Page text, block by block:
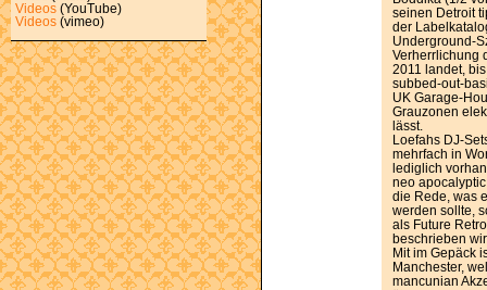
Videos (YouTube)
Videos (vimeo)
seinen Detroit
der
Underground-
Verherrlichung
2011 landet,
subbed-out-
UK Garage-
Grauzonen
lässt.
Loefahs DJ-
mehrfach in
lediglich
neo
die Rede, was
werden sollte,
als Future
beschrieben
Mit im Gepäck
Manchester,
mancunian